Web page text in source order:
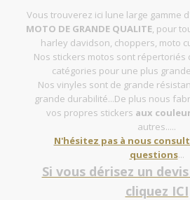
Vous trouverez ici lune large gamme d'
MOTO DE GRANDE QUALITE, pour
harley davidson, choppers, moto
Nos stickers motos sont
catégories pour une plus
Nos vinyles sont de grande
grande durabilité...De plus nous
vos propres stickers aux
autres.....
N'hésitez pas à nous
questions...
Si vous dérisez un
cliquez ICI